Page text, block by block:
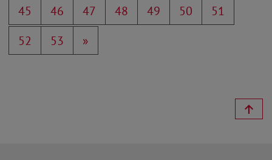
45
46 47 48 49 50
51
52
53 »